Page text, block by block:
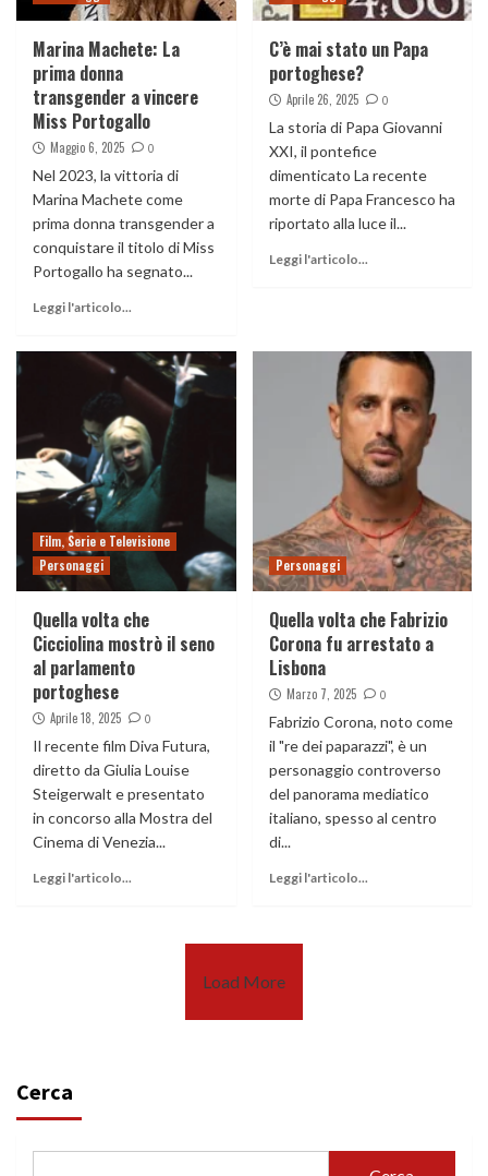
Marina Machete: La
prima donna
transgender a vincere
Miss Portogallo
Maggio 6, 2025 0
Nel 2023, la vittoria di
Marina Machete come
prima donna transgender a
conquistare il titolo di Miss
Portogallo ha segnato...
Leggi l'articolo...
C’è mai stato un Papa
portoghese?
Aprile 26, 2025 0
La storia di Papa Giovanni
XXI, il pontefice
dimenticato La recente
morte di Papa Francesco ha
riportato alla luce il...
Leggi l'articolo...
Film, Serie e Televisione
Personaggi
Quella volta che
Cicciolina mostrò il seno
al parlamento
portoghese
Aprile 18, 2025 0
Il recente film Diva Futura,
diretto da Giulia Louise
Steigerwalt e presentato
in concorso alla Mostra del
Cinema di Venezia...
Leggi l'articolo...
Personaggi
Quella volta che Fabrizio
Corona fu arrestato a
Lisbona
Marzo 7, 2025 0
Fabrizio Corona, noto come
il "re dei paparazzi", è un
personaggio controverso
del panorama mediatico
italiano, spesso al centro
di...
Leggi l'articolo...
Load More
Cerca